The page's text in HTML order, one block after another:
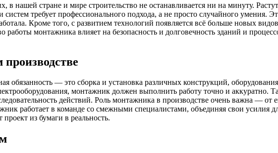
нашей стране и мире строительство не останавливается ни на минуту.
требует профессионального подхода, а не просто случайного умения.
Кроме того, с развитием технологий появляется всё больше новых
монтажника влияет на безопасность и долговечность зданий и
обязанность — это сборка и установка различных конструкций,
монтажник должен выполнить работу точно и аккуратно.
действий. Роль монтажника в производстве очень важна — от
работает в команде со смежными специалистами, объединяя свои усилия
из бумаги в реальность.